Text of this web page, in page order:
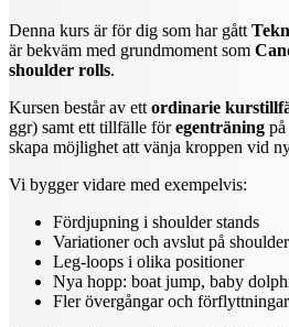
Denna kurs är för dig som har gått
är bekväm med grundmoment som
shoulder rolls.
Kursen består av ett ordinarie
ggr) samt ett tillfälle föregenträning på
skapa möjlighet att vänja kroppen vid
Vi bygger vidare med exempelvis:
Fördjupning i shoulder stands
Variationer och avslut på
Leg-loops i olika positioner
Nya hopp: boat jump, baby
Fler övergångar och förflyttningar